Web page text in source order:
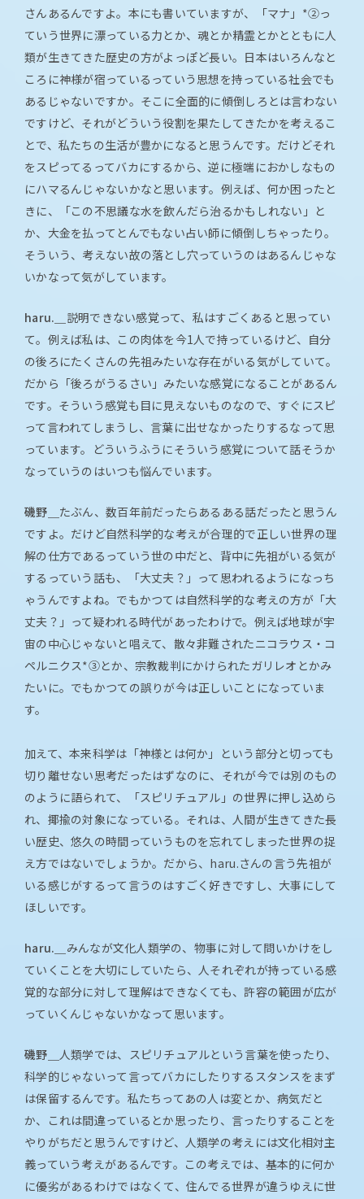
さんあるんですよ。本にも書いていますが、「マナ」*②っ
ていう世界に漂っている力とか、魂とか精霊とかとともに人
類が生きてきた歴史の方がよっぽど長い。日本はいろんなと
ころに神様が宿っているっていう思想を持っている社会でも
あるじゃないですか。そこに全面的に傾倒しろとは言わない
ですけど、それがどういう役割を果たしてきたかを考えるこ
とで、私たちの生活が豊かになると思うんです。だけどそれ
をスピってるってバカにするから、逆に極端におかしなもの
にハマるんじゃないかなと思います。例えば、何か困ったと
きに、「この不思議な水を飲んだら治るかもしれない」と
か、大金を払ってとんでもない占い師に傾倒しちゃったり。
そういう、考えない故の落とし穴っていうのはあるんじゃな
いかなって気がしています。
haru.＿ 説明できない感覚って、私はすごくあると思ってい
て。例えば私は、この肉体を今1人で持っているけど、自分
の後ろにたくさんの先祖みたいな存在がいる気がしていて。
だから「後ろがうるさい」みたいな感覚になることがあるん
です。そういう感覚も目に見えないものなので、すぐにスピ
って言われてしまうし、言葉に出せなかったりするなって思
っています。どういうふうにそういう感覚について話そうか
なっていうのはいつも悩んでいます。
磯野＿ たぶん、数百年前だったらあるある話だったと思うん
ですよ。だけど自然科学的な考えが合理的で正しい世界の理
解の仕方であるっていう世の中だと、背中に先祖がいる気が
するっていう話も、「大丈夫？」って思われるようになっち
ゃうんですよね。でもかつては自然科学的な考えの方が「大
丈夫？」って疑われる時代があったわけで。例えば地球が宇
宙の中心じゃないと唱えて、散々非難されたニコラウス・コ
ペルニクス*③とか、宗教裁判にかけられたガリレオとかみ
たいに。でもかつての誤りが今は正しいことになっていま
す。
加えて、本来科学は「神様とは何か」という部分と切っても
切り離せない思考だったはずなのに、それが今では別のもの
のように語られて、「スピリチュアル」の世界に押し込めら
れ、揶揄の対象になっている。それは、人間が生きてきた長
い歴史、悠久の時間っていうものを忘れてしまった世界の捉
え方ではないでしょうか。だから、haru.さんの言う先祖が
いる感じがするって言うのはすごく好きですし、大事にして
ほしいです。
haru.＿ みんなが文化人類学の、物事に対して問いかけをし
ていくことを大切にしていたら、人それぞれが持っている感
覚的な部分に対して理解はできなくても、許容の範囲が広が
っていくんじゃないかなって思います。
磯野＿
人類学では、スピリチュアルという言葉を使ったり、
科学的じゃないって言ってバカにしたりするスタンスをまず
は保留するんです。私たちってあの人は変とか、病気だと
か、これは間違っているとか思ったり、言ったりすることを
やりがちだと思うんですけど、人類学の考えには文化相対主
義っていう考えがあるんです。この考えでは、基本的に何か
に優劣があるわけではなくて、住んでる世界が違うゆえに世